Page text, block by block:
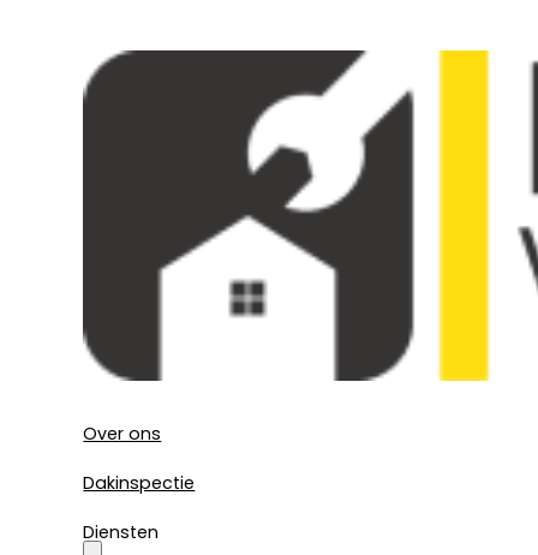
Over ons
Dakinspectie
Diensten